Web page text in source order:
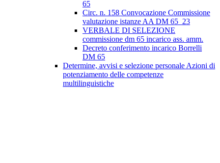
65
Circ. n. 158 Convocazione Commissione
valutazione istanze AA DM 65_23
VERBALE DI SELEZIONE
commissione dm 65 incarico ass. amm.
Decreto conferimento incarico Borrelli
DM 65
Determine, avvisi e selezione personale Azioni di
potenziamento delle competenze
multilinguistiche